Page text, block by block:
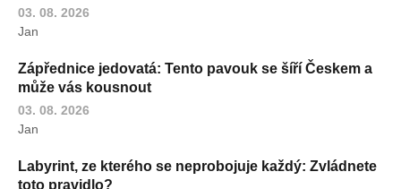
03. 08. 2026
Jan
Zápřednice jedovatá: Tento pavouk se šíří Českem a
může vás kousnout
03. 08. 2026
Jan
Labyrint, ze kterého se neprobojuje každý: Zvládnete
toto pravidlo?